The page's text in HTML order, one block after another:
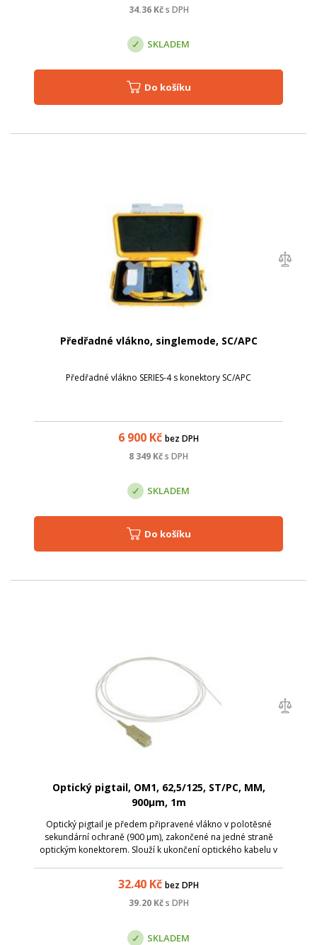
34.36Kč s DPH
SKLADEM
Do košíku
Předřadné vlákno, singlemode, SC/APC
Předřadné vlákno SERIES-4 s konektory SC/APC
6 900 Kč bez DPH
8 349 Kčs DPH
SKLADEM
Do košíku
Optický pigtail, OM1, 62,5/125, ST/PC, MM,
900µm, 1m
Optický pigtail je předem připravené vlákno v polotěsné
sekundární ochraně (900 µm), zakončené na jedné straně
optickým konektorem. Slouží k ukončení optického kabelu v
32.40 Kč bez DPH
39.20Kč s DPH
SKLADEM